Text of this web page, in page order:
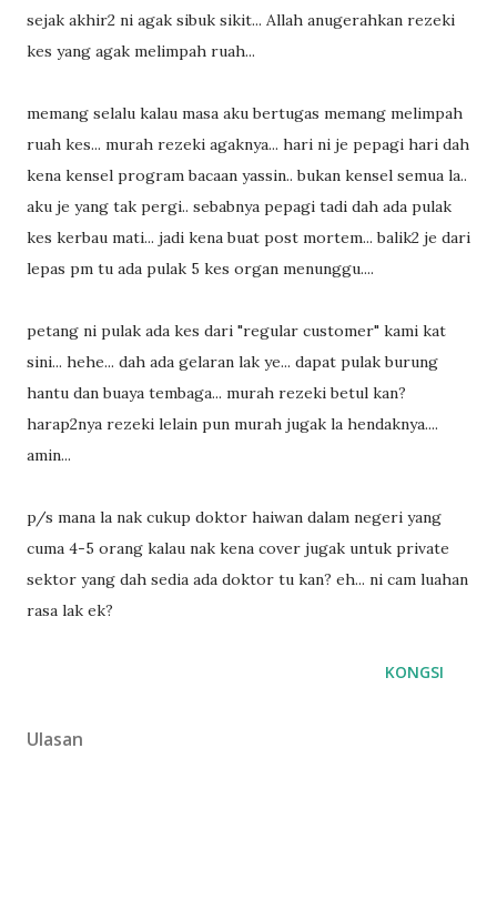
sejak akhir2 ni agak sibuk sikit... Allah anugerahkan rezeki
kes yang agak melimpah ruah...
memang selalu kalau masa aku bertugas memang melimpah
ruah kes... murah rezeki agaknya... hari ni je pepagi hari dah
kena kensel program bacaan yassin.. bukan kensel semua la..
aku je yang tak pergi.. sebabnya pepagi tadi dah ada pulak
kes kerbau mati... jadi kena buat post mortem... balik2 je dari
lepas pm tu ada pulak 5 kes organ menunggu....
petang ni pulak ada kes dari "regular customer" kami kat
sini... hehe... dah ada gelaran lak ye... dapat pulak burung
hantu dan buaya tembaga... murah rezeki betul kan?
harap2nya rezeki lelain pun murah jugak la hendaknya....
amin...
p/s mana la nak cukup doktor haiwan dalam negeri yang
cuma 4-5 orang kalau nak kena cover jugak untuk private
sektor yang dah sedia ada doktor tu kan? eh... ni cam luahan
rasa lak ek?
KONGSI
Ulasan